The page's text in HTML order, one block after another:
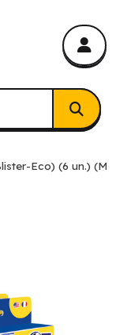
Eco) (6 un.)